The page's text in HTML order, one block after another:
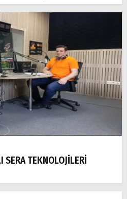
SERA TEKNOLOJİLERİ